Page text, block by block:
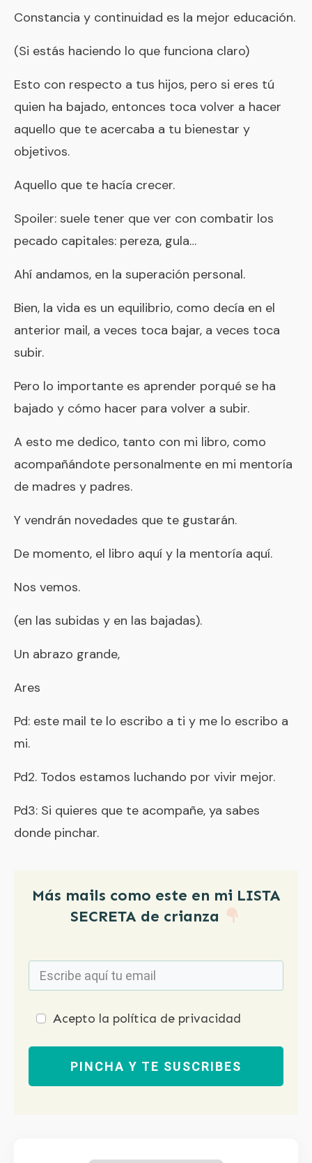
Constancia y continuidad es la mejor educación.
(Si estás haciendo lo que funciona claro)
Esto con respecto a tus hijos, pero si eres tú
quien ha bajado, entonces toca volver a hacer
aquello que te acercaba a tu bienestar y
objetivos.
Aquello que te hacía crecer.
Spoiler: suele tener que ver con combatir los
pecado capitales: pereza, gula…
Ahí andamos, en la superación personal.
Bien, la vida es un equilibrio, como decía en el
anterior mail, a veces toca bajar, a veces toca
subir.
Pero lo importante es aprender porqué se ha
bajado y cómo hacer para volver a subir.
A esto me dedico, tanto con mi libro, como
acompañándote personalmente en mi mentoría
de madres y padres.
Y vendrán novedades que te gustarán.
De momento, el libro aquí y la mentoría aquí.
Nos vemos.
(en las subidas y en las bajadas).
Un abrazo grande,
Ares
Pd: este mail te lo escribo a ti y me lo escribo a
mi.
Pd2. Todos estamos luchando por vivir mejor.
Pd3: Si quieres que te acompañe, ya sabes
donde pinchar.
Más mails como este en mi LISTA
SECRETA de crianza
Acepto la política de privacidad
PINCHA Y TE SUSCRIBES